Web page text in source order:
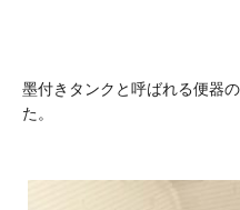
墨付きタンクと呼ばれる便器
た。